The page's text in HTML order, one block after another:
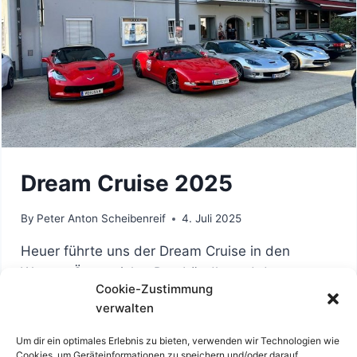
Cookie-Zustimmung
verwalten
Um dir ein optimales Erlebnis zu bieten, verwenden wir Technologien wie
Dream Cruise 2025
By Peter Anton Scheibenreif 4. Juli 2025
Heuer führte uns der Dream Cruise in den
Westen Österreichs. Das Ländle und der
Bodensee mit der Insel Mainau waren unser Ziel.
Das Wetter zeigte sich von seiner schönsten
Seite und so erlebten die Teilnehmer vier